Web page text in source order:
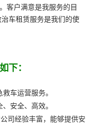
客户满意是我服务的目
车租赁服务是我们的使
下：
车运营服务。
安全、高效。
司经验丰富，能够提供安